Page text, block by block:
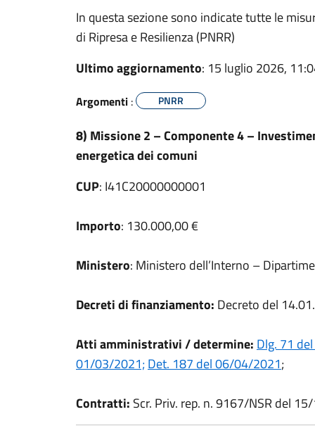
In questa sezione sono indicate tutte le
di Ripresa e Resilienza (PNRR)
Ultimo aggiornamento: 15 luglio 2026,
Argomenti : PNRR
8) Missione 2 – Componente 4 –
energetica dei comuni
CUP: I41C20000000001
Importo: 130.000,00 €
Ministero: Ministero dell’Interno –
Decreti di finanziamento: Decreto del
Atti amministrativi / determine: Dlg. 71
01/03/2021; Det. 187 del 06/04/2021;
Contratti: Scr. Priv. rep. n. 9167/NSR del